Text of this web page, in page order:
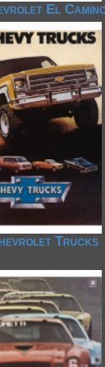
El
Trucks